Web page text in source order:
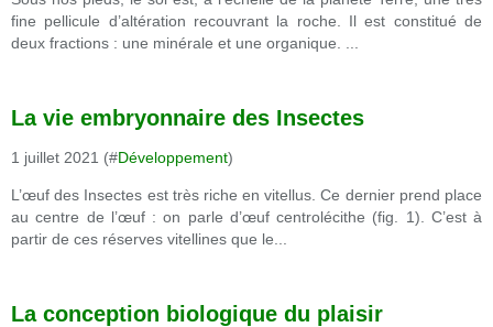
fine pellicule d’altération recouvrant la roche. Il est constitué de
deux fractions : une minérale et une organique. ...
La vie embryonnaire des Insectes
1 juillet 2021 (#Développement)
L’œuf des Insectes est très riche en vitellus. Ce dernier prend place
au centre de l’œuf : on parle d’œuf centrolécithe (fig. 1). C’est à
partir de ces réserves vitellines que le...
La conception biologique du plaisir